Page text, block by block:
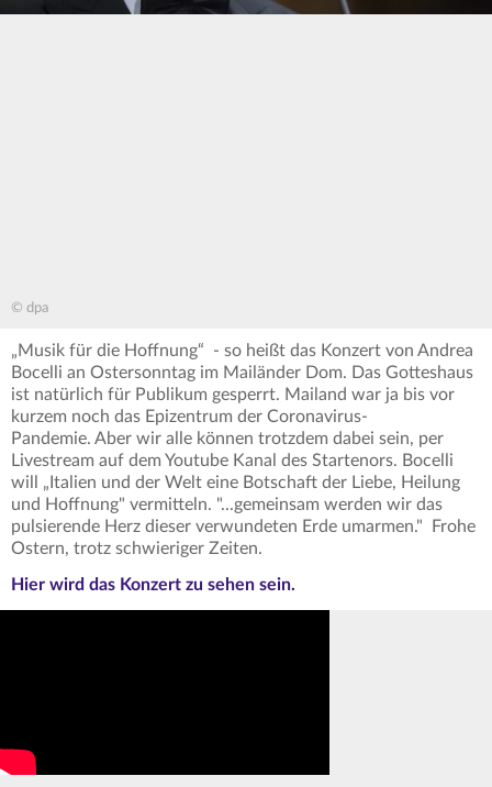
© dpa
„Musik für die Hoffnung“ - so heißt das Konzert von Andrea
Bocelli an Ostersonntag im Mailänder Dom. Das Gotteshaus
ist natürlich für Publikum gesperrt. Mailand war ja bis vor
kurzem noch das Epizentrum der Coronavirus-
Pandemie. Aber wir alle können trotzdem dabei sein, per
Livestream auf dem Youtube Kanal des Startenors. Bocelli
will „Italien und der Welt eine Botschaft der Liebe, Heilung
und Hoffnung" vermitteln. "...gemeinsam werden wir das
pulsierende Herz dieser verwundeten Erde umarmen." Frohe
Ostern, trotz schwieriger Zeiten.
Hier wird das Konzert zu sehen sein.